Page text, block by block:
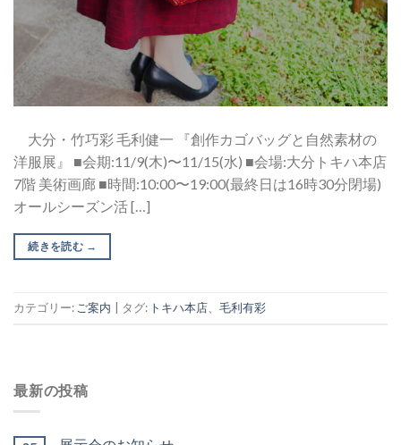
大分・竹巧彩 毛利健一 『創作カゴバッグと自然素材の
洋服展』 ■会期:11/9(木)〜11/15(水) ■会場:大分トキハ本店
7階 美術画廊 ■時間:10:00〜19:00(最終日は16時30分閉場)
オールシーズン活 […]
続きを読む →
カテゴリー: ご案内 タグ: トキハ本店 毛利有彩
最新の投稿